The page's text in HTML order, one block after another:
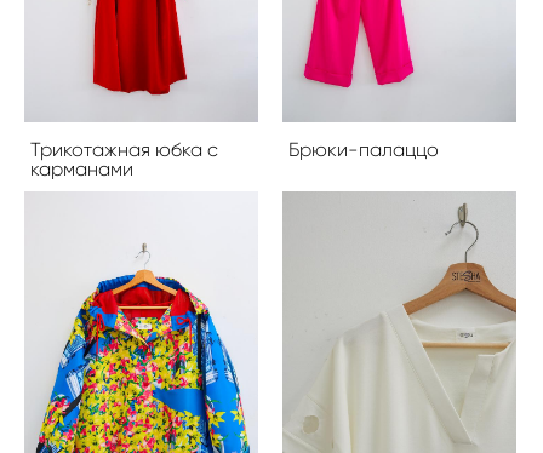
Трикотажная юбка с
карманами
Брюки-палаццо